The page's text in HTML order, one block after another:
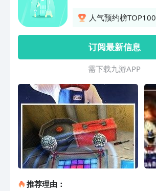
人气预约榜TOP100
订阅最新信息
需 下 载 九 游 A P P
推荐理由：